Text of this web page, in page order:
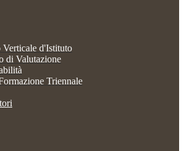
d'Istituto
di Valutazione
Triennale